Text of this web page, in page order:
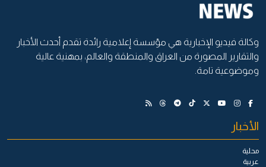
وكالة فيديو الإخبارية هي مؤسسة إعلامية رائدة تقدم أحدث الأخبار
والتقارير المصورة من العراق والمنطقة والعالم، بمهنية عالية
وموضوعية تامة.
الأخبار
محلية
عربية